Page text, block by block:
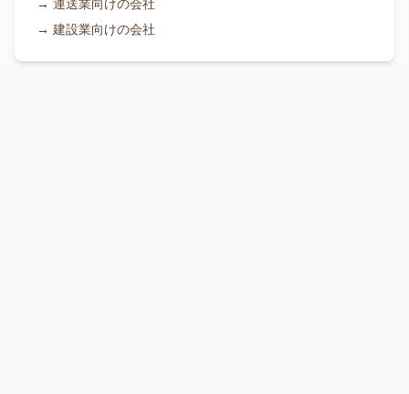
→ 運送業向けの会社
→ 建設業向けの会社